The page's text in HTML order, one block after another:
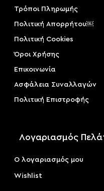
Τρόποι Πληρωμής
Πολιτική Απορρήτου￼
Πολιτική Cookies
Όροι Χρήσης
Επικοινωνία
Ασφάλεια Συναλλαγών
Πολιτική Επιστροφής
Λογαριασμός
Ο λογαριασμός μου
Wishlist